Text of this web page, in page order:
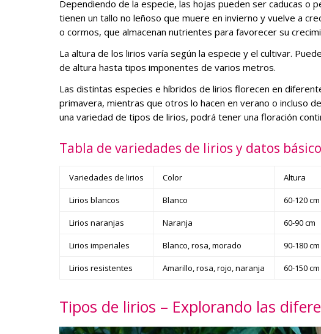
Dependiendo de la especie, las hojas pueden ser caducas o
tienen un tallo no leñoso que muere en invierno y vuelve a
o cormos, que almacenan nutrientes para favorecer su
La altura de los lirios varía según la especie y el cultivar.
de altura hasta tipos imponentes de varios metros.
Las distintas especies e híbridos de lirios florecen en
primavera, mientras que otros lo hacen en verano o incluso
una variedad de tipos de lirios, podrá tener una floración
Tabla de variedades de lirios y datos
Variedades de lirios Color Altura
Lirios blancos Blanco 60-120 cm
Lirios naranjas Naranja 60-90 cm
Lirios imperiales Blanco, rosa, morado 90-180 cm
Lirios resistentes Amarillo, rosa, rojo, naranja 60-150 cm
Tipos de lirios – Explorando las